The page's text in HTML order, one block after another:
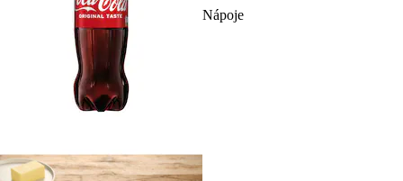
Nápoje